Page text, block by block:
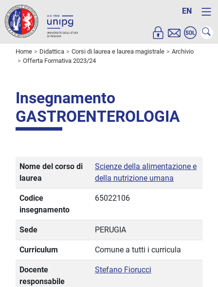
EN
Home Didattica Corsi di laurea e laurea magistrale
Archivio
Offerta Formativa 2023/24
Insegnamento
GASTROENTEROLOGIA
Nome del corso di
laurea
Scienze della alimentazione e
della nutrizione umana
Codice
insegnamento
65022106
Sede PERUGIA
Curriculum Comune a tutti i curricula
Docente
responsabile
Stefano Fiorucci